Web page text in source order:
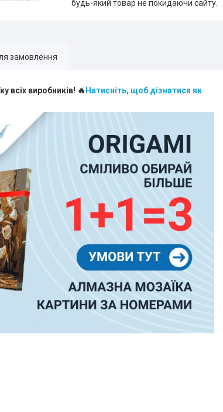
будь-який товар не покидаючи сайту.
замовлення
всіх виробників! 🔥 Натисніть, щоб дізнатися як